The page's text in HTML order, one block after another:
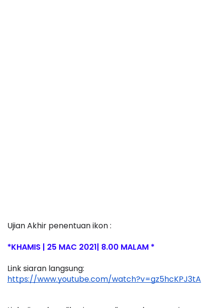
Ujian Akhir penentuan ikon :
*KHAMIS | 25 MAC 2021| 8.00 MALAM *
Link siaran langsung:
https://www.youtube.com/watch?v=gz5hcKPJ3tA